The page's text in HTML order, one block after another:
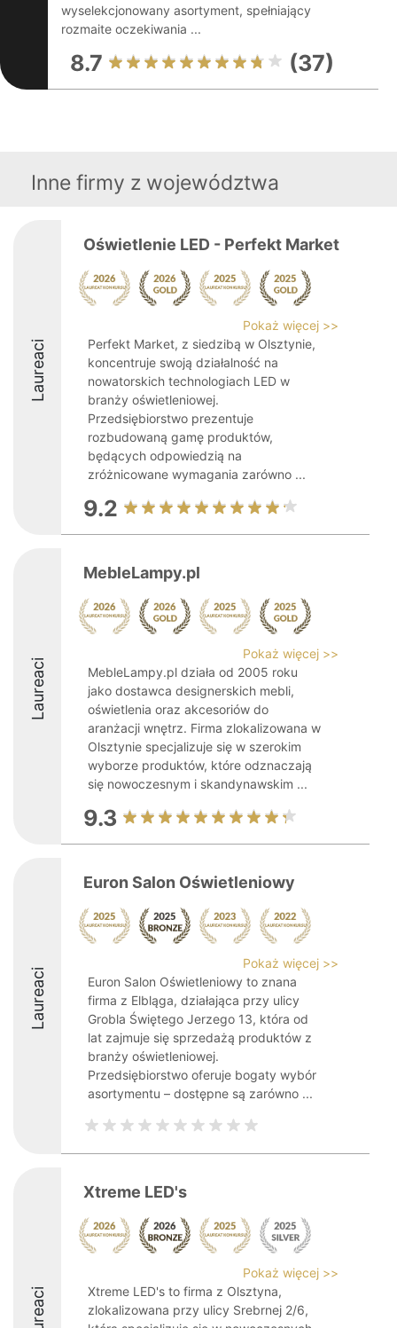
wyselekcjonowany asortyment, spełniający
rozmaite oczekiwania ...
8.7 (37)
Inne firmy z województwa
Laureaci
Oświetlenie LED - Perfekt Market
Pokaż więcej >>
Perfekt Market, z siedzibą w Olsztynie,
koncentruje swoją działalność na
nowatorskich technologiach LED w
branży oświetleniowej.
Przedsiębiorstwo prezentuje
rozbudowaną gamę produktów,
będących odpowiedzią na
zróżnicowane wymagania zarówno ...
9.2
Laureaci
MebleLampy.pl
Pokaż więcej >>
MebleLampy.pl działa od 2005 roku
jako dostawca designerskich mebli,
oświetlenia oraz akcesoriów do
aranżacji wnętrz. Firma zlokalizowana w
Olsztynie specjalizuje się w szerokim
wyborze produktów, które odznaczają
się nowoczesnym i skandynawskim ...
9.3
Laureaci
Euron Salon Oświetleniowy
Pokaż więcej >>
Euron Salon Oświetleniowy to znana
firma z Elbląga, działająca przy ulicy
Grobla Świętego Jerzego 13, która od
lat zajmuje się sprzedażą produktów z
branży oświetleniowej.
Przedsiębiorstwo oferuje bogaty wybór
asortymentu – dostępne są zarówno ...
Xtreme LED's
Pokaż więcej >>
Xtreme LED's to firma z Olsztyna,
zlokalizowana przy ulicy Srebrnej 2/6,